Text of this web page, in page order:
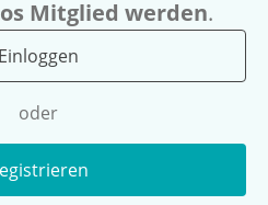
Mitglied werden.
Einloggen
oder